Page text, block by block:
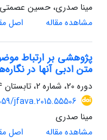
مینا صدری، حسین عصمتی
مشاهده مقاله
اصل
پژوهشی بر ارتباط
متن ادبی‌ آنها در
دوره 20، شماره 2، تابستان 1394، صفحه
jfava.2015.55506
مینا صدری
مشاهده مقاله
اصل